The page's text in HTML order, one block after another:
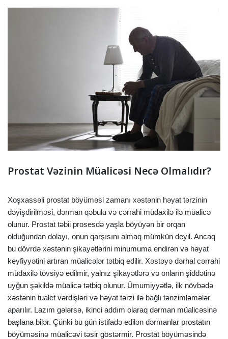
Prostat Vəzinin Müalicəsi Necə Olmalıdır?
Xoşxassəli prostat böyüməsi zamanı xəstənin həyat tərzinin
dəyişdirilməsi, dərman qəbulu və cərrahi müdaxilə ilə müalicə
olunur. Prostat təbii prosesdə yaşla böyüyən bir orqan
olduğundan dolayı, onun qarşısını almaq mümkün deyil. Ancaq
bu dövrdə xəstənin şikayətlərini minumuma endirən və həyat
keyfiyyətini artıran müalicələr tətbiq edilir. Xəstəyə dərhal cərrahi
müdaxilə tövsiyə edilmir, yalnız şikayətlərə və onların şiddətinə
uyğun şəkildə müalicə tətbiq olunur. Ümumiyyətlə, ilk növbədə
xəstənin tualet vərdişləri və həyat tərzi ilə bağlı tənzimləmələr
aparılır. Lazım gələrsə, ikinci addım olaraq dərman müalicəsinə
başlana bilər. Çünki bu gün istifadə edilən dərmanlar prostatın
böyüməsinə müalicəvi təsir göstərmir. Prostat böyüməsində